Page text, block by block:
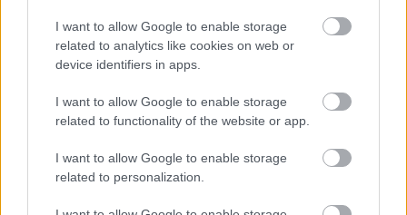
I want to allow Google to enable storage
related to analytics like cookies on web or
device identifiers in apps.
I want to allow Google to enable storage
related to functionality of the website or app.
I want to allow Google to enable storage
related to personalization.
που έχουν πραγματοποιηθεί, έχει διαπιστωθεί ότι
η τεχνική κατάσταση των υδρογεωτρήσεων και
των αντλιοστασίων είναι προβληματική και
απαιτείται αποκατάσταση του ηλεκτρολογικού και
μηχανολογικού τους εξοπλισμού προκειμένου να
τεθούν εκ νέου σε λειτουργία.